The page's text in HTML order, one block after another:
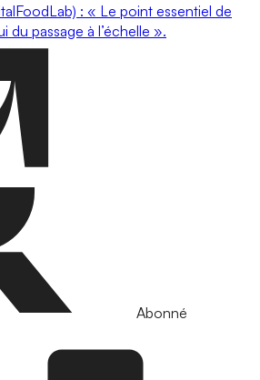
: « Le point essentiel de
du passage à l’échelle ».
Abonné